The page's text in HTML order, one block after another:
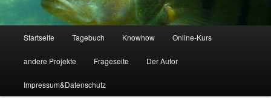
Startseite Tagebuch Knowhow Online-Kurs
andere Projekte Frageseite Der Autor
Impressum&Datenschutz